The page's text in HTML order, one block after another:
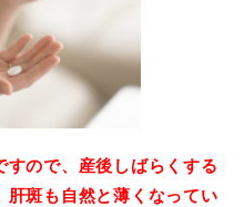
すので、産後しばらくする
肝斑も自然と薄くなってい